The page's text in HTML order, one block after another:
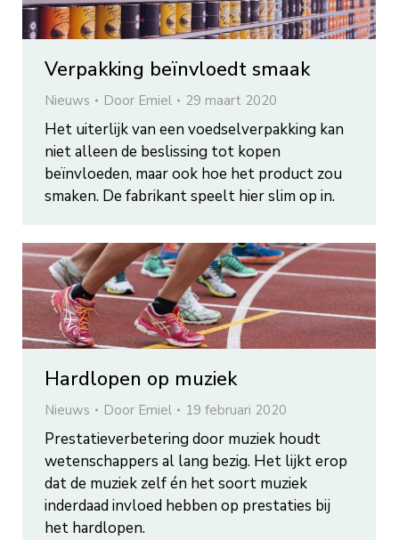
Verpakking beïnvloedt smaak
Nieuws Door Emiel 29 maart 2020
Het uiterlijk van een voedselverpakking kan
niet alleen de beslissing tot kopen
beïnvloeden, maar ook hoe het product zou
smaken. De fabrikant speelt hier slim op in.
Hardlopen op muziek
Nieuws Door Emiel 19 februari 2020
Prestatieverbetering door muziek houdt
wetenschappers al lang bezig. Het lijkt erop
dat de muziek zelf én het soort muziek
inderdaad invloed hebben op prestaties bij
het hardlopen.